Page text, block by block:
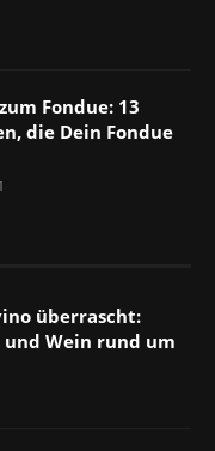
Fondue: 13
die Dein Fondue
überrascht:
und Wein rund um